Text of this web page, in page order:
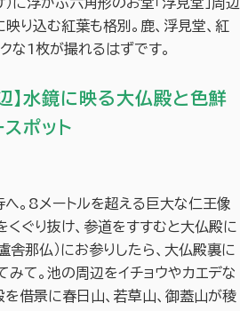
）に浮かぶ六角形のお堂「浮見堂」周辺
り込む紅葉も格別。鹿、浮見堂、紅
な1枚が撮れるはずです。
】水鏡に映る大仏殿と色鮮
ポット
。8メートルを超える巨大な仁王像
ぐり抜け、参道をすすむと大仏殿に
舎那仏）にお参りしたら、大仏殿裏に
て。池の周辺をイチョウやカエデな
を借景に春日山、若草山、御蓋山が稜